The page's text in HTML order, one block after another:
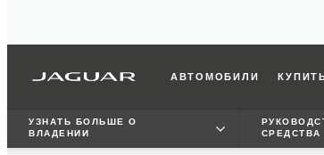
АВТОМОБИЛИ
УЗНАТЬ БОЛЬШЕ О
ВЛАДЕНИИ
СРЕДСТВА